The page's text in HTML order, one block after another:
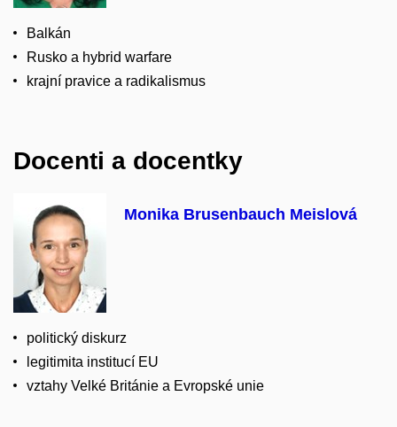
Balkán
Rusko a hybrid warfare
krajní pravice a radikalismus
Docenti a docentky
Monika Brusenbauch Meislová
politický diskurz
legitimita institucí EU
vztahy Velké Británie a Evropské unie